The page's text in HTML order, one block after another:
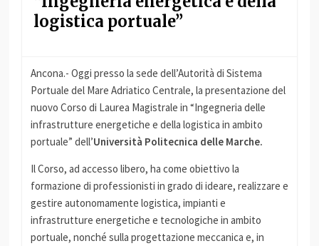
logistica portuale”
Ancona.- Oggi presso la sede dell’Autorità di Sistema
Portuale del Mare Adriatico Centrale, la presentazione del
nuovo Corso di Laurea Magistrale in “Ingegneria delle
infrastrutture energetiche e della logistica in ambito
portuale” dell’Università Politecnica delle Marche.
Il Corso, ad accesso libero, ha come obiettivo la
formazione di professionisti in grado di ideare, realizzare e
gestire autonomamente logistica, impianti e
infrastrutture energetiche e tecnologiche in ambito
portuale, nonché sulla progettazione meccanica e, in